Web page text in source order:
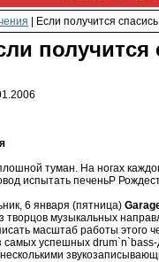
Если получится
получится
туман. На ногах
испытать печеньP
6 января (пятница)
творцов музыкальных
масштаб работы этого
самых успешных